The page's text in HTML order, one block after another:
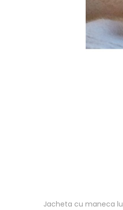
Jacheta cu maneca